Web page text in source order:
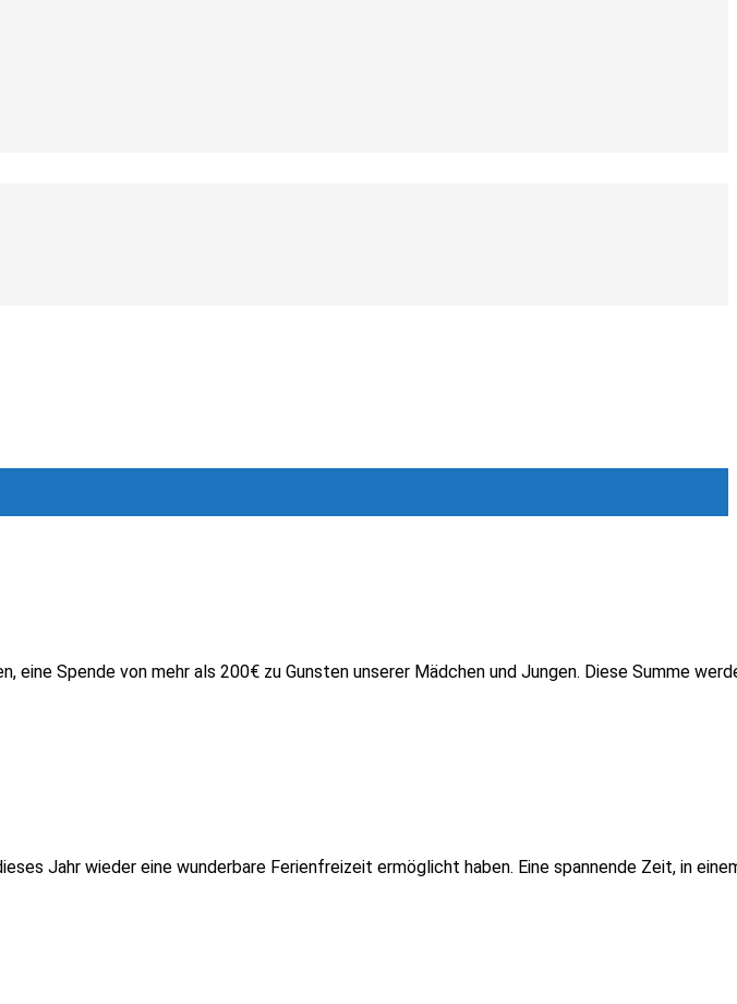
Spende von mehr als 200€ zu Gunsten unserer Mädchen und Jungen. Diese Summe
Jahr wieder eine wunderbare Ferienfreizeit ermöglicht haben. Eine spannende Zeit, in